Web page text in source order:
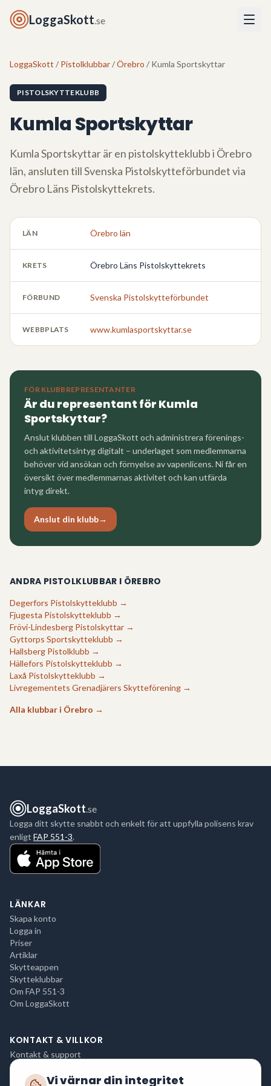
LoggaSkott.se
LoggaSkott / Pistolklubbar/Örebro / Kumla Sportskyttar
PISTOLSKYTTEKLUBB
Kumla Sportskyttar
Kumla Sportskyttarär en pistolskytteklubb i Örebro
län, ansluten till Svenska Pistolskytteförbundet via
Örebro Läns Pistolskyttekrets.
LÄN Örebro län
KRETS Örebro Läns Pistolskyttekrets
FÖRBUND Svenska Pistolskytteförbundet
WEBBPLATS www.kumlasportskyttar.se
FÖR KLUBBREPRESENTANTER
Är du representant för Kumla
Sportskyttar?
Anslut klubben till LoggaSkott och administrera förenings-
och aktivitetsintyg digitalt – underlaget som medlemmarna
behöver vid ansökan och förnyelse av vapenlicens. Ni får en
översikt över medlemmarnas aktivitet och kan utfärda
intyg direkt.
Anslut din klubb→
ANDRA PISTOLKLUBBAR I ÖREBRO
Degerfors Pistolskytteklubb →
Fjugesta Pistolskytteklubb →
Frövi-Lindesberg Pistolskyttar →
Gyttorps Sportskytteklubb →
Hallsberg Pistolklubb →
Hällefors Pistolskytteklubb →
Laxå Pistolskytteklubb →
Livregementets Grenadjärers Skytteförening →
Alla klubbar i Örebro →
LoggaSkott.se
Logga ditt skytte snabbt och enkelt för att uppfylla polisens krav
enligt FAP 551-3.
LÄNKAR
Skapa konto
Logga in
Priser
Artiklar
Skytteappen
Skytteklubbar
Om FAP 551-3
Om LoggaSkott
KONTAKT & VILLKOR
Kontakt & support
Integritetspolicy
AnvändarvillkorVi värnar din integritet